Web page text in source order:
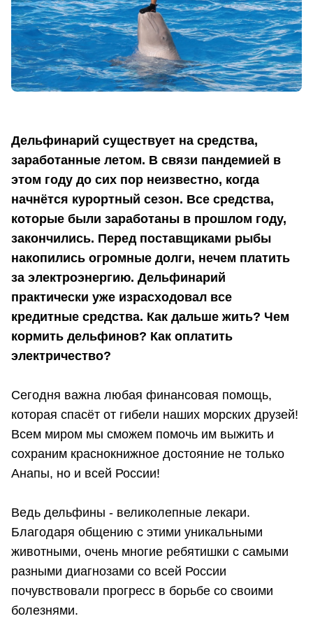
Дельфинарий существует на средства,
заработанные летом. В связи пандемией в
этом году до сих пор неизвестно, когда
начнётся курортный сезон. Все средства,
которые были заработаны в прошлом году,
закончились. Перед поставщиками рыбы
накопились огромные долги, нечем платить
за электроэнергию. Дельфинарий
практически уже израсходовал все
кредитные средства. Как дальше жить? Чем
кормить дельфинов? Как оплатить
электричество?
Сегодня важна любая финансовая помощь,
которая спасёт от гибели наших морских друзей!
Всем миром мы сможем помочь им выжить и
сохраним краснокнижное достояние не только
Анапы, но и всей России!
Ведь дельфины - великолепные лекари.
Благодаря общению с этими уникальными
животными, очень многие ребятишки с самыми
разными диагнозами со всей России
почувствовали прогресс в борьбе со своими
болезнями.